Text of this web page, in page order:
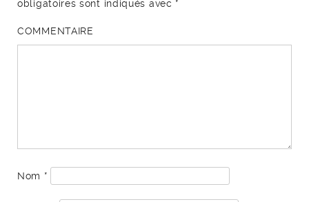
obligatoires sont indiqués avec *
COMMENTAIRE
Nom *